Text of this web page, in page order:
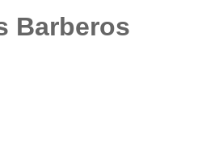
Barberos